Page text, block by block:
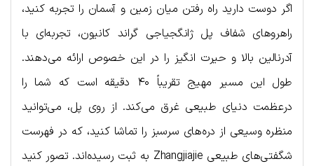
اگر دوست دارید راه رفتن میان زمین و آسمان را تجربه کنید،
راهروهای شفاف پل ژانگجیاجی گراند کانیون، تجربه‌ای با
آدرنالین بالا و حیرت انگیز را در این خصوص ارائه می‌دهند.
طول این مسیر مهیج تقریباً ۴۰ دقیقه است که شما را
درعظمت دنیای طبیعی غرق می‌کند. از روی پل، می‌توانید
منظره وسیعی از دره‌های سرسبز را تماشا کنید، که در فهرست
شگفتی‌های طبیعی Zhangjiajie به ثبت رسیده‌اند. تصور کنید